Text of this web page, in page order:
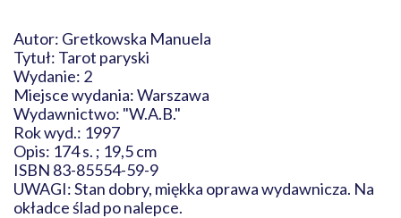
Autor: Gretkowska Manuela
Tytuł: Tarot paryski
Wydanie: 2
Miejsce wydania: Warszawa
Wydawnictwo: "W.A.B."
Rok wyd.: 1997
Opis: 174 s. ; 19,5 cm
ISBN 83-85554-59-9
UWAGI: Stan dobry, miękka oprawa wydawnicza. Na
okładce ślad po nalepce.